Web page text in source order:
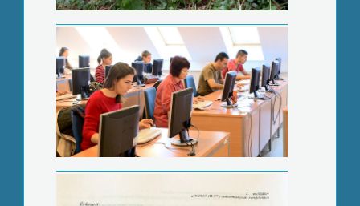
Méltányossági kérelem ápolási díjhoz